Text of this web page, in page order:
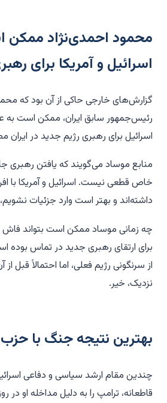
محمود احمدی‌نژاد ممکن
اسرائیل و آمریکا برای
گزارش‌های خارجی حاکی از آن بود که
رئیس‌جمهور سابق ایران، ممکن است به
اسرائیل برای رهبری رژیم جدید در ایران
منابع موساد می‌گویند که یافتن رهبری
خاص قطعی نیست. اسرائیل و آمریکا با
داشته‌اند و بهتر است وارد جزئیات
چه زمانی موساد ممکن است بتواند فاش
برای ارتقای رهبری جدید در تماس بوده
از سرنگونی رژیم فعلی، اما احتمالاً قبل از
نزدیک، خیر.
بهترین نتیجه جنگ با
چندین مقام ارشد سیاسی و دفاعی
قاطعانه، ترامپ را به دلیل مداخله او در